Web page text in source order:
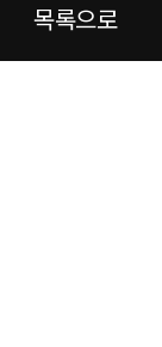
목록으로